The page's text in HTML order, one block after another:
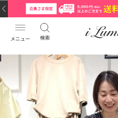
メニュー 検索